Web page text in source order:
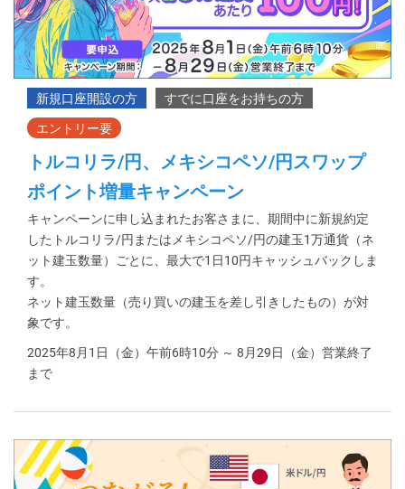
トルコリラ/円、メキシコペソ/円スワップ
ポイント増量キャンペーン
キャンペーンに申し込まれたお客さまに、期間中に新規約定
したトルコリラ/円またはメキシコペソ/円の建玉1万通貨（ネ
ット建玉数量）ごとに、最大で1日10円キャッシュバックしま
す。
ネット建玉数量（売り買いの建玉を差し引きしたもの）が対
象です。
2025年8月1日（金）午前6時10分 ～ 8月29日（金）営業終了
まで